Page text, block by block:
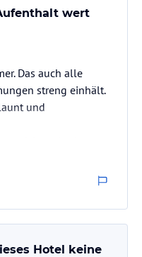
wert
Das auch alle
streng einhält.
und
man keine 10
hat.
Hotel keine